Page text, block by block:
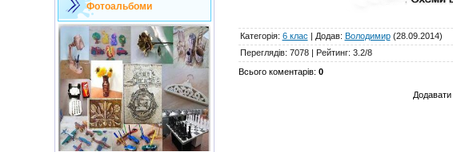
Фотоальбоми
Категорія: 6 клас Додав: Володимир(28.09.2014)
Переглядів: 7078 Рейтинг: 3.2/8
Всього коментарів: 0
Додавати